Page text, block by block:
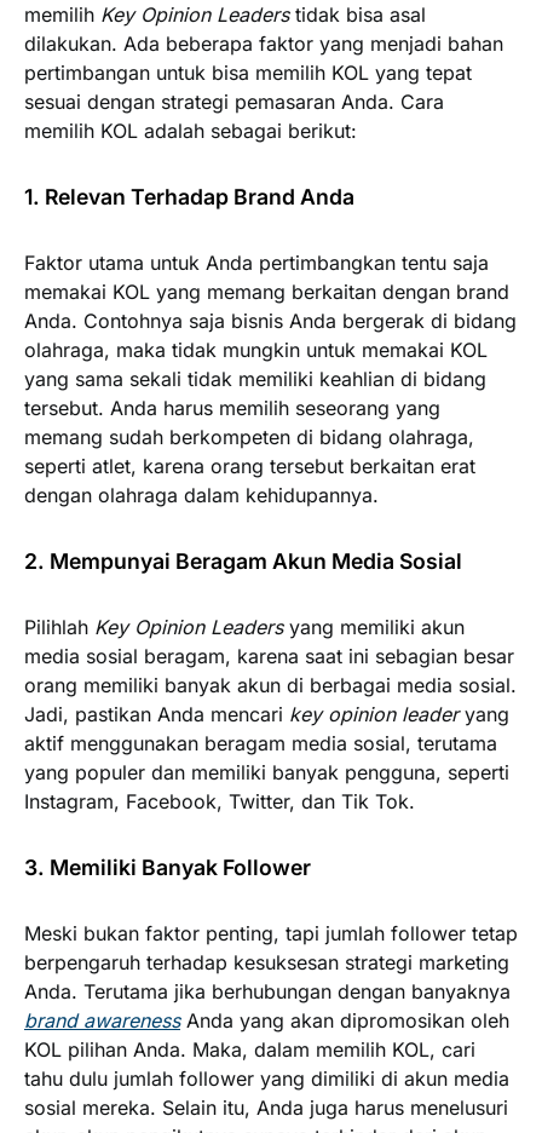
memilih Key Opinion Leaderstidak bisa asal
dilakukan. Ada beberapa faktor yang menjadi bahan
pertimbangan untuk bisa memilih KOL yang tepat
sesuai dengan strategi pemasaran Anda. Cara
memilih KOL adalah sebagai berikut:
1. Relevan Terhadap Brand Anda
Faktor utama untuk Anda pertimbangkan tentu saja
memakai KOL yang memang berkaitan dengan brand
Anda. Contohnya saja bisnis Anda bergerak di bidang
olahraga, maka tidak mungkin untuk memakai KOL
yang sama sekali tidak memiliki keahlian di bidang
tersebut. Anda harus memilih seseorang yang
memang sudah berkompeten di bidang olahraga,
seperti atlet, karena orang tersebut berkaitan erat
dengan olahraga dalam kehidupannya.
2. Mempunyai Beragam Akun Media Sosial
Pilihlah Key Opinion Leadersyang memiliki akun
media sosial beragam, karena saat ini sebagian besar
orang memiliki banyak akun di berbagai media sosial.
Jadi, pastikan Anda mencari key opinion leaderyang
aktif menggunakan beragam media sosial, terutama
yang populer dan memiliki banyak pengguna, seperti
Instagram, Facebook, Twitter, dan Tik Tok.
3. Memiliki Banyak Follower
Meski bukan faktor penting, tapi jumlah follower tetap
berpengaruh terhadap kesuksesan strategi marketing
Anda. Terutama jika berhubungan dengan banyaknya
brand awarenessAnda yang akan dipromosikan oleh
KOL pilihan Anda. Maka, dalam memilih KOL, cari
tahu dulu jumlah follower yang dimiliki di akun media
sosial mereka. Selain itu, Anda juga harus menelusuri